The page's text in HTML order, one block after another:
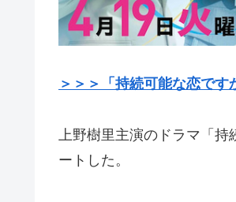
＞＞＞「持続可能な恋で
上野樹里主演のドラマ「
ートした。